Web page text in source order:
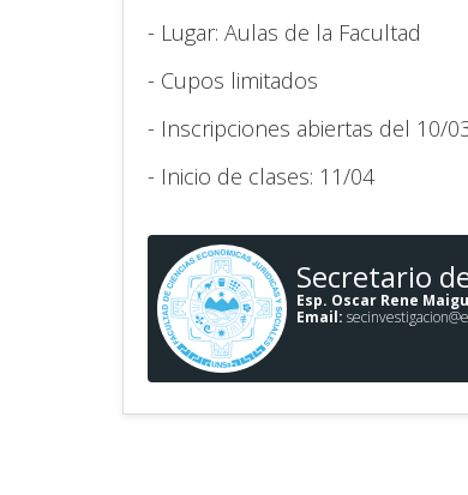
- Lugar: Aulas de la Facultad
- Cupos limitados
- Inscripciones abiertas del 10/
- Inicio de clases: 11/04
Secretario
Esp. Oscar Rene
Email: